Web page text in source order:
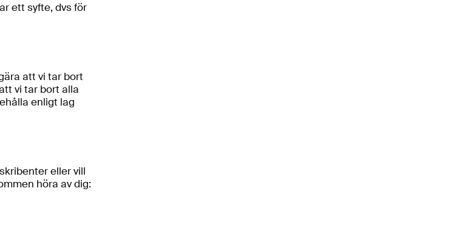
ett syfte, dvs för
att vi tar bort
vi tar bort alla
enligt lag
eller vill
höra av dig: